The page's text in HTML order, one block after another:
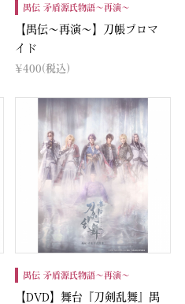
禺伝 矛盾源氏物語～再演～
【禺伝～再演～】刀帳ブロマ
イド
¥400(税込)
禺伝 矛盾源氏物語～再演～
【DVD】舞台『刀剣乱舞』禺